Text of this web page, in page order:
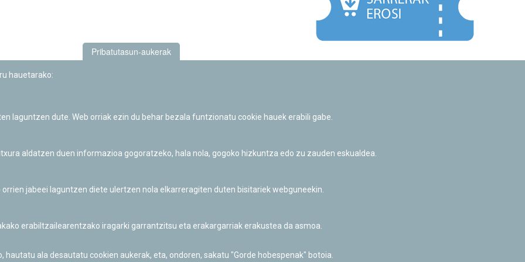
Informazio publikoa eskatzeko baimena
Pribatutasun-aukerak
hauetarako:
laguntzen dute. Web orriak ezin du behar bezala funtzionatu cookie hauek erabili gabe.
aldatzen duen informazioa gogoratzeko, hala nola, gogoko hizkuntza edo zu zauden eskualdea.
jabeei laguntzen diete ulertzen nola elkarreragiten duten bisitariek webguneekin.
erabiltzailearentzako iragarki garrantzitsu eta erakargarriak erakustea da asmoa.
ala desautatu cookien aukerak, eta, ondoren, sakatu "Gorde hobespenak" botoia.